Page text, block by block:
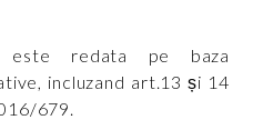
este redata pe baza
incluzand art.13 și 14
679.